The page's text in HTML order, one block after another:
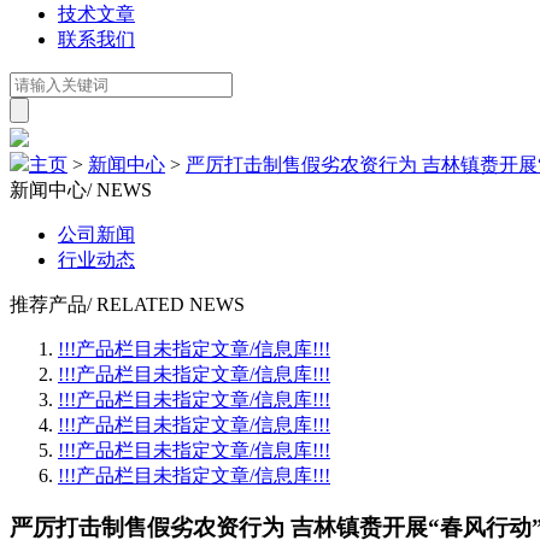
技术文章
联系我们
主页 > 新闻中心 > 严厉打击制售假劣农资行为 吉林镇赉开展
新闻中心/ NEWS
公司新闻
行业动态
推荐产品/ RELATED NEWS
!!!产品栏目未指定文章/信息库!!!
!!!产品栏目未指定文章/信息库!!!
!!!产品栏目未指定文章/信息库!!!
!!!产品栏目未指定文章/信息库!!!
!!!产品栏目未指定文章/信息库!!!
!!!产品栏目未指定文章/信息库!!!
严厉打击制售假劣农资行为 吉林镇赉开展“春风行动